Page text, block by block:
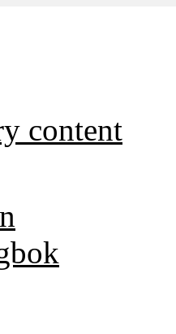
content